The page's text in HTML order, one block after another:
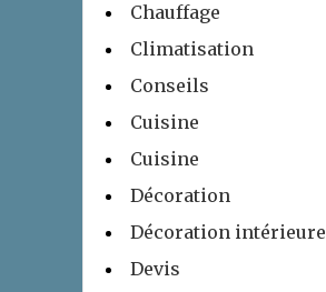
Chauffage
Climatisation
Conseils
Cuisine
Cuisine
Décoration
Décoration intérieure
Devis